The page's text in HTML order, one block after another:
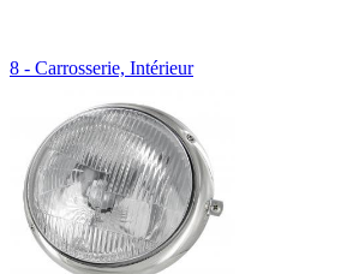
8 - Carrosserie, Intérieur